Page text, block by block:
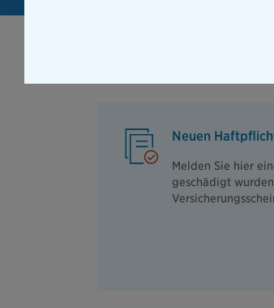
Neuen
Melden Sie hier
geschädigt